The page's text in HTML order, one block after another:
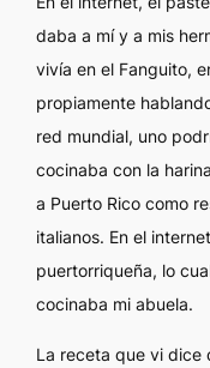
daba a mí y a mis
vivía en el Fanguito,
propiamente
red mundial, uno
cocinaba con la
a Puerto Rico como
italianos. En el
puertorriqueña, lo
cocinaba mi abuela.
La receta que vi dice